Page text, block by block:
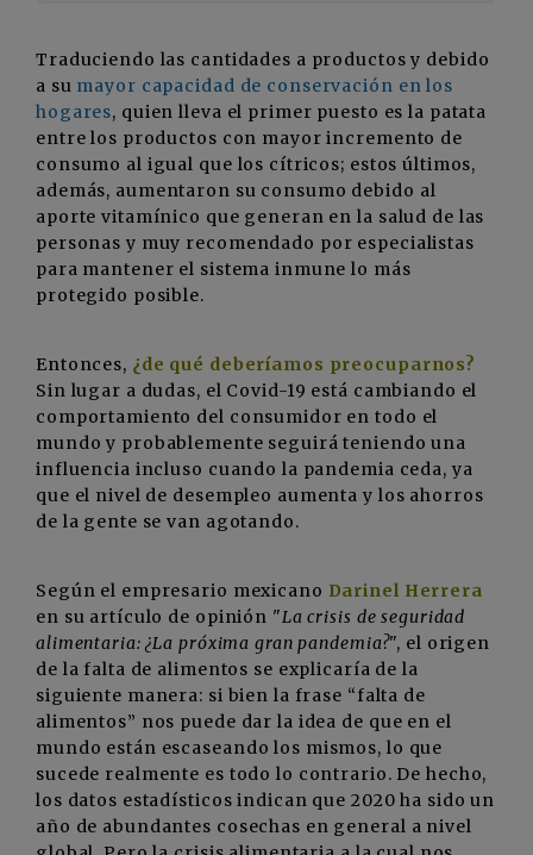
Traduciendo las cantidades a productos y debido
a su mayor capacidad de conservación en los
hogares, quien lleva el primer puesto es la patata
entre los productos con mayor incremento de
consumo al igual que los cítricos; estos últimos,
además, aumentaron su consumo debido al
aporte vitamínico que generan en la salud de las
personas y muy recomendado por especialistas
para mantener el sistema inmune lo más
protegido posible.
Entonces, ¿de qué deberíamos preocuparnos?
Sin lugar a dudas, el Covid-19 está cambiando el
comportamiento del consumidor en todo el
mundo y probablemente seguirá teniendo una
influencia incluso cuando la pandemia ceda, ya
que el nivel de desempleo aumenta y los ahorros
de la gente se van agotando.
Según el empresario mexicano Darinel Herrera
en su artículo de opinión "La crisis de seguridad
alimentaria: ¿La próxima gran pandemia?", el origen
de la falta de alimentos se explicaría de la
siguiente manera: si bien la frase “falta de
alimentos” nos puede dar la idea de que en el
mundo están escaseando los mismos, lo que
sucede realmente es todo lo contrario. De hecho,
los datos estadísticos indican que 2020 ha sido un
año de abundantes cosechas en general a nivel